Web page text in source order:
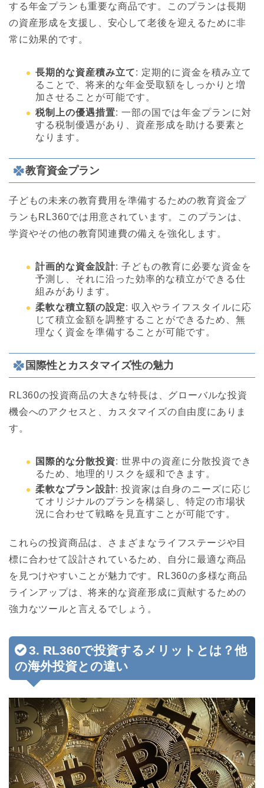
する年金プランも重要な商品です。このプランは長期
の資産形成を支援し、安心して老後を迎えるために非
常に効果的です。
長期的な資産積み立て: 定期的に資金を積み立て
ることで、将来的な年金受取額をしっかりと増
加させることが可能です。
税制上の優遇措置: 一部の国では年金プランに対
する税制優遇があり、資産形成を助ける要素と
なります。
教育資金プラン
子どもの未来の教育費用を準備するための教育資金プ
ランもRL360では用意されています。このプランは、
学資やその他の教育関連費の備えを強化します。
計画的な資金設計: 子どもの教育に必要な資金を
予測し、それに沿った効率的な積立ができる仕
組みがあります。
柔軟な積立額の設定: 収入やライフスタイルに応
じて積立金額を調整することができるため、無
理なく資金を準備することが可能です。
国際性とカスタマイズ性の魅力
RL360の投資商品の大きな特長は、グローバルな投資
機会へのアクセスと、カスタマイズの自由度にありま
す。
国際的な分散投資: 世界中の資産に分散投資でき
るため、地理的リスクを緩和できます。
柔軟なプラン設計: 投資家は自身のニーズに応じ
てオリジナルのプランを構築し、特定の市場状
況に合わせて戦略を見直すことが可能です。
これらの投資商品は、さまざまなライフステージや目
標に合わせて設計されているため、自分に最適な商品
を見つけやすいことが魅力です。RL360の多様な商品
ラインアップは、将来的な資産形成に貢献するための
強力なツールと言えるでしょう。
3. RL360で投資するメリットとは？他
の海外投資との違い